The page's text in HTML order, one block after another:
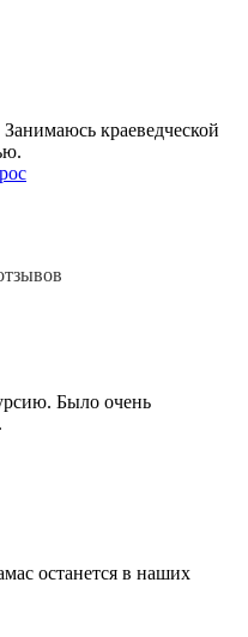
краеведческой
Было очень
останется в наших